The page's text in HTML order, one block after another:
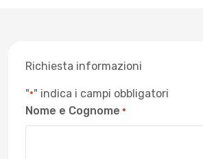
Richiesta informazioni
"*" indica i campi obbligatori
Nome e Cognome *